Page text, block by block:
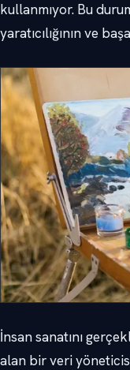
kullanmıyor. Bu
yaratıcılığının ve
İnsan sanatını
alan bir veri